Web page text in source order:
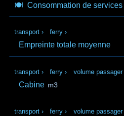
🍽️ Consommation de services
transport › ferry ›
Empreinte totale moyenne
transport › ferry › volume passager
Cabine m3
transport › ferry › volume passager